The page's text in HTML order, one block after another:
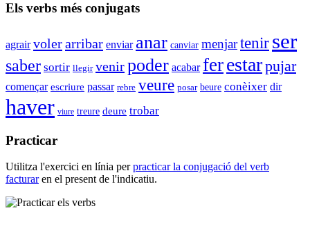
Els verbs més conjugats
agrair volerarribar enviar anar canviar menjartenirser
saber sortir llegir venirpoder acabar ferestarpujar
començar escriure passar rebre veure posar beure conèixer dir
haver viure treure deure trobar
Practicar
Utilitza l'exercici en línia perpracticar la conjugació del verb
facturaren el present de l'indicatiu.